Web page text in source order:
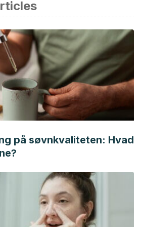
Y, Mackay D, Huxley RR, Woodward
as a risk factor for coronary heart
women compared with men: A
meta-analysis.Atherosclerosis.
j.atherosclerosis.2016.03.016
S, Estruch R, Sacanella E.
Health.Int J Mol Sci.
2018 Dec 11.
de Souza RJ, et al. Food
Impact on Cardiovascular Disease:
Focused on the Globalized Food
the Workshop Convened by the
J Am Coll Cardiol.
doi:10.1016/j.jacc.2015.07.050
Y, et al. Cardiovascular disease
på søvnkvaliteten: Hvad